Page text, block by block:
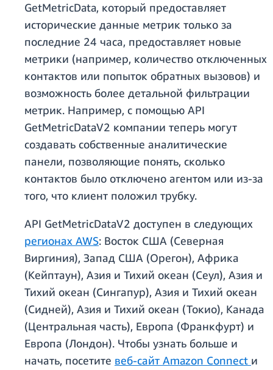
GetMetricData, который предоставляет
исторические данные метрик только за
последние 24 часа, предоставляет новые
метрики (например, количество отключенных
контактов или попыток обратных вызовов) и
возможность более детальной фильтрации
метрик. Например, с помощью API
GetMetricDataV2 компании теперь могут
создавать собственные аналитические
панели, позволяющие понять, сколько
контактов было отключено агентом или из-за
того, что клиент положил трубку.
API GetMetricDataV2 доступен в следующих
регионах AWS: Восток США (Северная
Виргиния), Запад США (Орегон), Африка
(Кейптаун), Азия и Тихий океан (Сеул), Азия и
Тихий океан (Сингапур), Азия и Тихий океан
(Сидней), Азия и Тихий океан (Токио), Канада
(Центральная часть), Европа (Франкфурт) и
Европа (Лондон). Чтобы узнать больше и
начать, посетите веб-сайт Amazon Connect и